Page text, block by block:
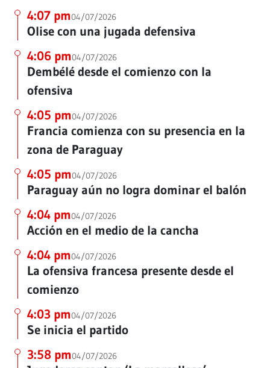
4:07 pm04/07/2026
Olise con una jugada defensiva
4:06 pm04/07/2026
Dembélé desde el comienzo con la
ofensiva
4:05 pm04/07/2026
Francia comienza con su presencia en la
zona de Paraguay
4:05 pm04/07/2026
Paraguay aún no logra dominar el balón
4:04 pm04/07/2026
Acción en el medio de la cancha
4:04 pm04/07/2026
La ofensiva francesa presente desde el
comienzo
4:03 pm04/07/2026
Se inicia el partido
3:58 pm04/07/2026